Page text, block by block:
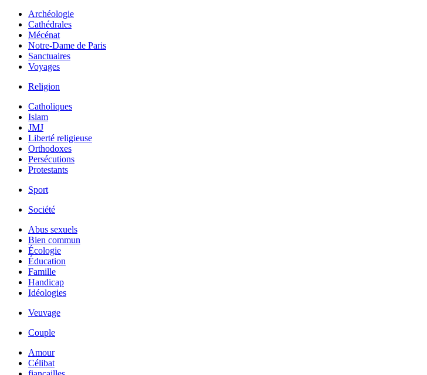
Archéologie
Cathédrales
Mécénat
Notre-Dame de Paris
Sanctuaires
Voyages
Religion
Catholiques
Islam
JMJ
Liberté religieuse
Orthodoxes
Persécutions
Protestants
Sport
Société
Abus sexuels
Bien commun
Écologie
Éducation
Famille
Handicap
Idéologies
Veuvage
Couple
Amour
Célibat